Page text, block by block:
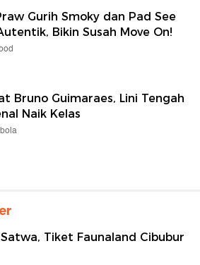
Gurih Smoky dan Pad See
Bikin Susah Move On!
Bruno Guimaraes, Lini Tengah
Naik Kelas
Tiket Faunaland Cibubur